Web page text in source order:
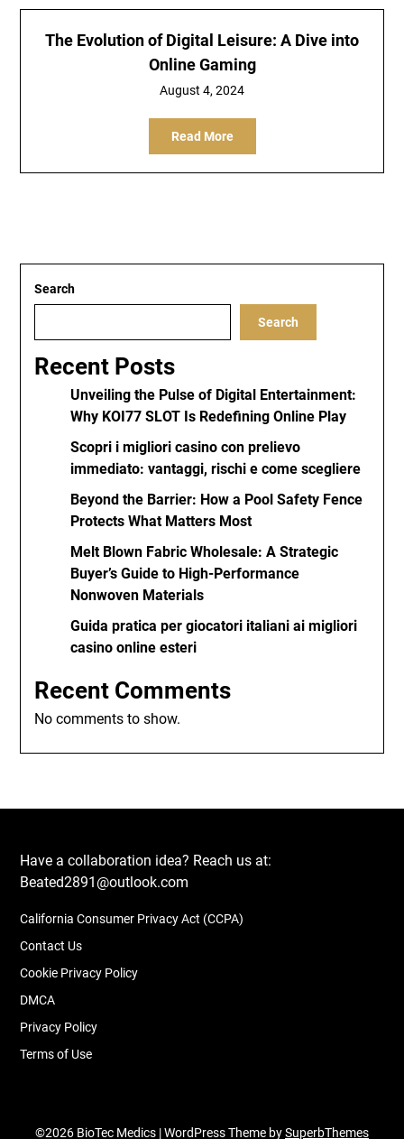
The Evolution of Digital Leisure: A Dive into
Online Gaming
August 4, 2024
Read More
Search
Search
Recent Posts
Unveiling the Pulse of Digital Entertainment:
Why KOI77 SLOT Is Redefining Online Play
Scopri i migliori casino con prelievo
immediato: vantaggi, rischi e come scegliere
Beyond the Barrier: How a Pool Safety Fence
Protects What Matters Most
Melt Blown Fabric Wholesale: A Strategic
Buyer’s Guide to High-Performance
Nonwoven Materials
Guida pratica per giocatori italiani ai migliori
casino online esteri
Recent Comments
No comments to show.
Have a collaboration idea? Reach us at:
Beated2891@outlook.com
California Consumer Privacy Act (CCPA)
Contact Us
Cookie Privacy Policy
DMCA
Privacy Policy
Terms of Use
©2026 BioTec Medics | WordPress Theme bySuperbThemes